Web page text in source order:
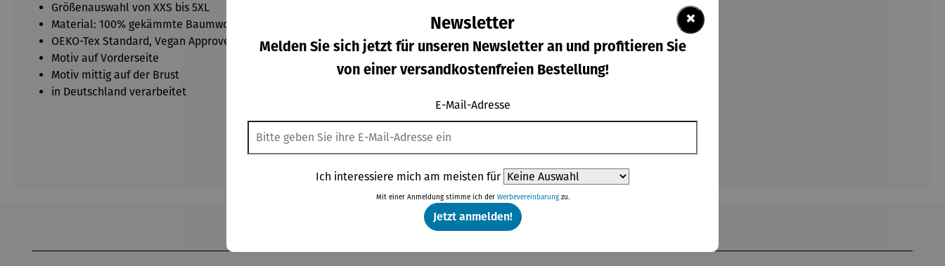
Größenauswahl von XXS bis 5XL
Material: 100% gekämmte Baumwolle
OEKO-Tex Standard, Vegan Approved
Motiv auf Vorderseite
Motiv mittig auf der Brust
in Deutschland verarbeitet
×
Newsletter
Melden Sie sich jetzt für unseren Newsletter an und profitieren Sie
von einer versandkostenfreien Bestellung!
E-Mail-Adresse
Ich interessiere mich am meisten für
Mit einer Anmeldung stimme ich der Werbevereinbarungzu.
Jetzt anmelden!